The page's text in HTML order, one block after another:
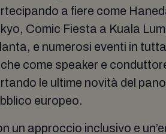
a fiere come
Comic Fiesta a Kuala
e numerosi eventi in
come speaker e
le ultime novità del
europeo.
un approccio inclusivo e